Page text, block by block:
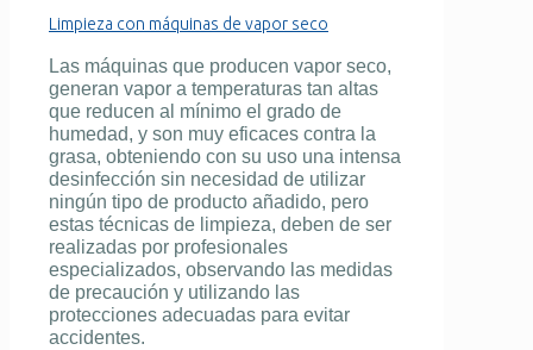
Limpieza con máquinas de vapor seco
Las máquinas que producen vapor seco,
generan vapor a temperaturas tan altas
que reducen al mínimo el grado de
humedad, y son muy eficaces contra la
grasa, obteniendo con su uso una intensa
desinfección sin necesidad de utilizar
ningún tipo de producto añadido, pero
estas técnicas de limpieza, deben de ser
realizadas por profesionales
especializados, observando las medidas
de precaución y utilizando las
protecciones adecuadas para evitar
accidentes.